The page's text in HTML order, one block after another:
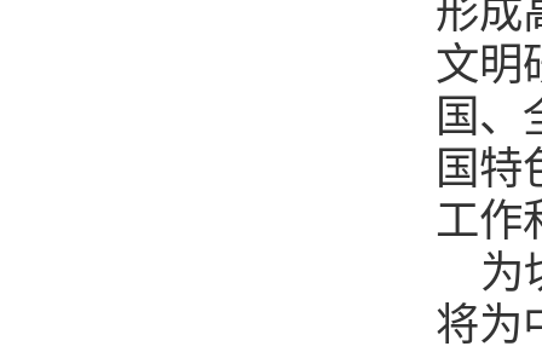
形成
文明
国、
国特
工作
为
将为